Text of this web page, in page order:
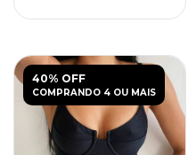
40% OFF
COMPRANDO 4 OU MAIS